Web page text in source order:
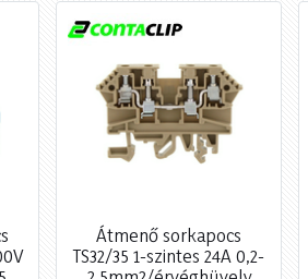
Átmenő sorkapocs
TS32/35 1-szintes 24A 0,2-